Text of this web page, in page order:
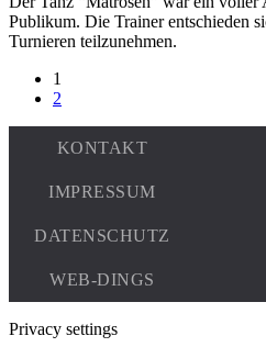
Publikum. Die Trainer entschieden
Turnieren teilzunehmen.
1
2
Privacy settings